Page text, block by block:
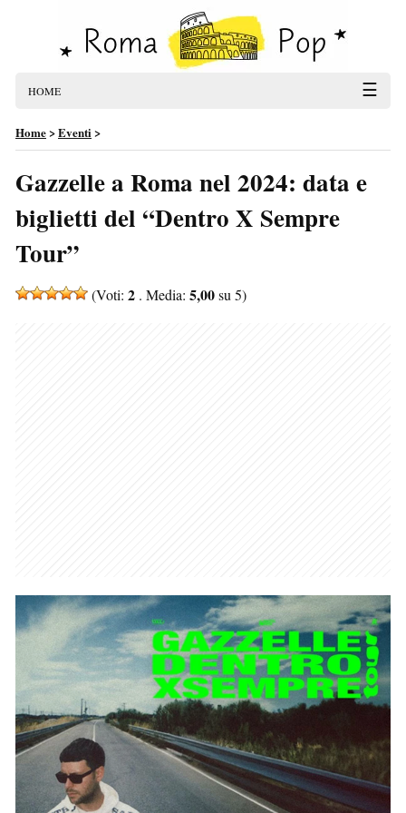
HOME ☰
Home>Eventi>
Gazzelle a Roma nel 2024: data e
biglietti del “Dentro X Sempre
Tour”
(Voti: 2 . Media: 5,00su 5)